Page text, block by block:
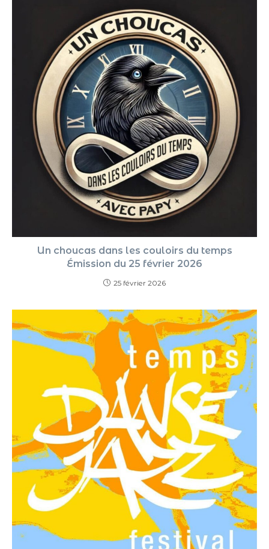
Un choucas dans les couloirs du temps
Émission du 25 février 2026
25 février 2026